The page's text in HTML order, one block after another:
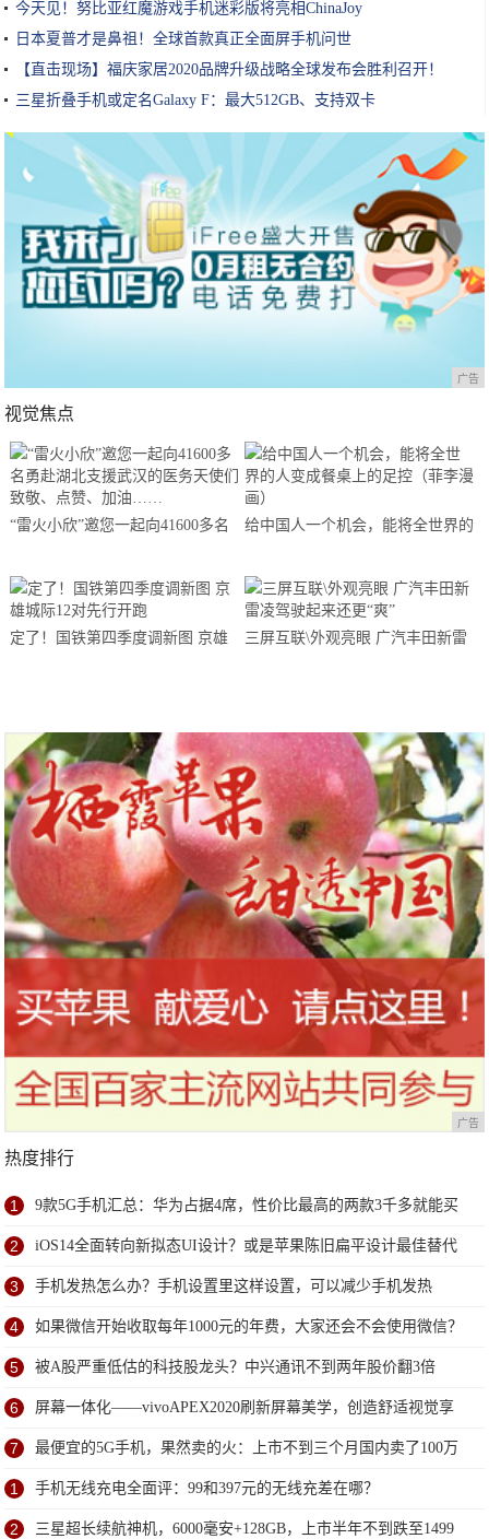
今天见！努比亚红魔游戏手机迷彩版将亮相ChinaJoy
日本夏普才是鼻祖！全球首款真正全面屏手机问世
【直击现场】福庆家居2020品牌升级战略全球发布会胜利召开！
三星折叠手机或定名Galaxy F：最大512GB、支持双卡
广告
视觉焦点
“雷火小欣”邀您一起向41600多名
敬、点赞、加油……
给中国人一个机会，能将全世界的
定了！国铁第四季度调新图 京雄
三屏互联\外观亮眼 广汽丰田新雷
广告
热度排行
1 9款5G手机汇总：华为占据4席，性价比最高的两款3千多就能买
到
2 iOS14全面转向新拟态UI设计？或是苹果陈旧扁平设计最佳替代
方案
3 手机发热怎么办？手机设置里这样设置，可以减少手机发热
4 如果微信开始收取每年1000元的年费，大家还会不会使用微信？
5 被A股严重低估的科技股龙头？中兴通讯不到两年股价翻3倍
6 屏幕一体化——vivoAPEX2020刷新屏幕美学，创造舒适视觉享
受
7 最便宜的5G手机，果然卖的火：上市不到三个月国内卖了100万
台
1 手机无线充电全面评：99和397元的无线充差在哪？
2 三星超长续航神机，6000毫安+128GB，上市半年不到跌至1499